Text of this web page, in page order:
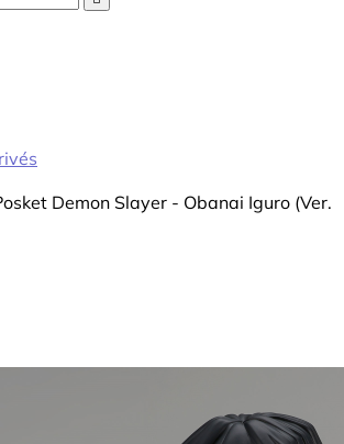
Demon Slayer - Obanai Iguro (Ver.